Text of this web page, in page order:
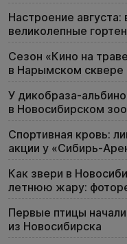
Настроение
великолепные
Сезон «Кино на
в Нарымском сквере
У дикобраза-
в Новосибирском
Спортивная кровь:
акции у «Сибирь-
Как звери в
летнюю жару:
Первые птицы
из Новосибирска